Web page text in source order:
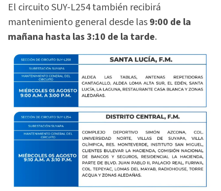
El circuito SUY-L254 también recibirá
mantenimiento general desde las9:00 de la
mañana hasta las 3:10 de la tarde.